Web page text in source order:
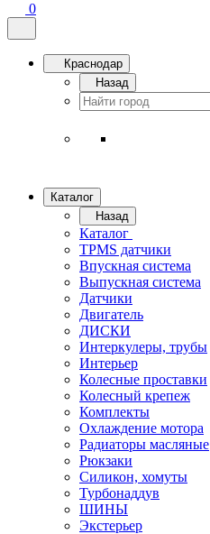
0
Краснодар
Назад
Каталог
Назад
Каталог
TPMS датчики
Впускная система
Выпускная система
Датчики
Двигатель
ДИСКИ
Интеркулеры, трубы
Интерьер
Колесные проставки
Колесный крепеж
Комплекты
Охлаждение мотора
Радиаторы масляные
Рюкзаки
Силикон, хомуты
Турбонаддув
ШИНЫ
Экстерьер